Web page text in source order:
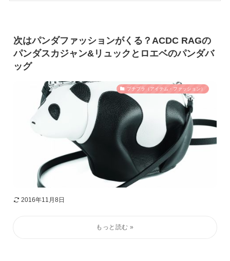
次はパンダファッションがくる？ACDC RAGの
パンダスカジャン&リュックとロエベのパンダバ
ッグ
プチプラ（アイテム・ファッション）
2016年11月8日